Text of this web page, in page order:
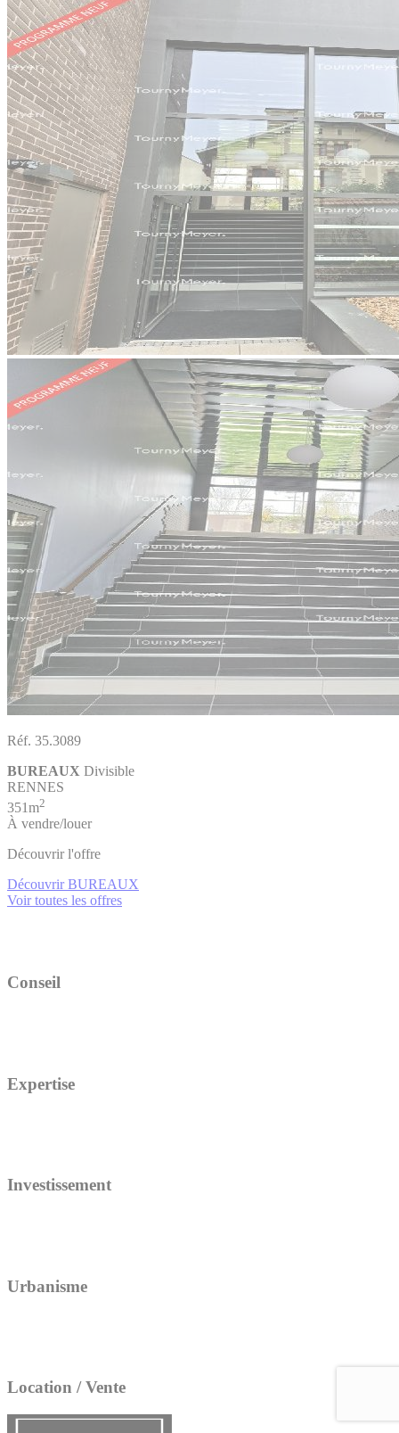
Réf. 35.3089
BUREAUX Divisible
RENNES
351m2
À vendre/louer
Découvrir l'offre
Découvrir BUREAUX
Voir toutes les offres
Conseil
Expertise
Investissement
Urbanisme
Location / Vente